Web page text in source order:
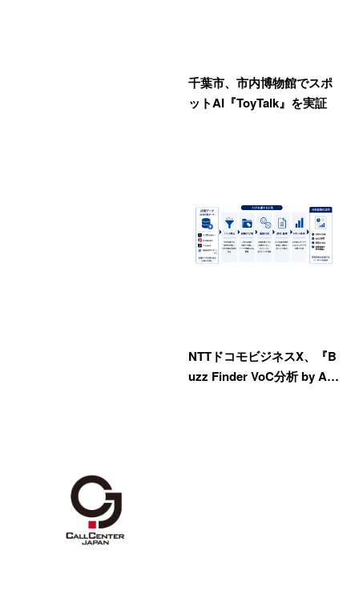
千葉市、市内博物館でスポ
ットAI『ToyTalk』を実証
NTTドコモビジネスX、『B
uzz Finder VoC分析 by A…